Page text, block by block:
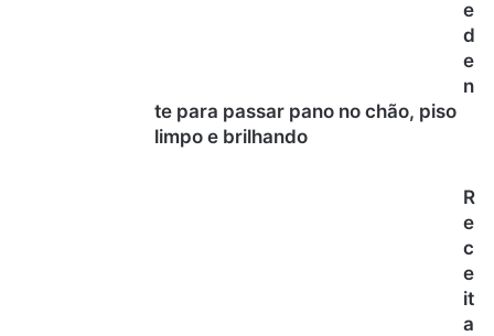
e
d
e
n
te para passar pano no chão, piso
limpo e brilhando
R
e
c
e
it
a